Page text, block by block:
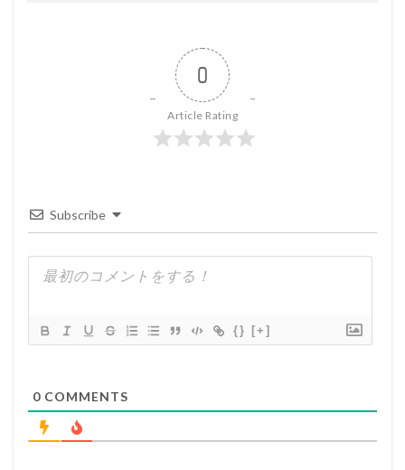
0
Article Rating
Subscribe
{} [+]
0 COMMENTS